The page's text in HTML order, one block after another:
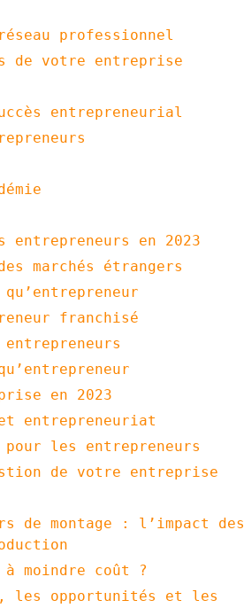
professionnel
de votre entreprise
entrepreneurial
en 2023
marchés étrangers
franchisé
en 2023
entrepreneuriat
les entrepreneurs
de votre entreprise
de montage : l’impact des
à moindre coût ?
les opportunités et les